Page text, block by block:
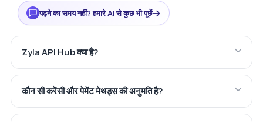
पढ़ने का समय नहीं? हमारे AI से कुछ भी पूछें→
Zyla API Hub क्या है?
कौन सी करेंसी और पेमेंट मेथड्स की अनुमति है?